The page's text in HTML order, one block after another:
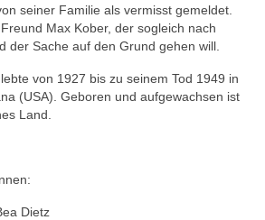
seiner Familie als vermisst gemeldet.
Max Kober, der sogleich nach
der Sache auf den Grund gehen will.
von 1927 bis zu seinem Tod 1949 in
(USA). Geboren und aufgewachsen ist
Land.
Dietz